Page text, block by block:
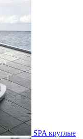
SPA круглые